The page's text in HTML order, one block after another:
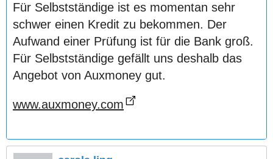
Für Selbstständige ist es momentan sehr
schwer einen Kredit zu bekommen. Der
Aufwand einer Prüfung ist für die Bank groß.
Für Selbstständige gefällt uns deshalb das
Angebot von Auxmoney gut.
www.auxmoney.com